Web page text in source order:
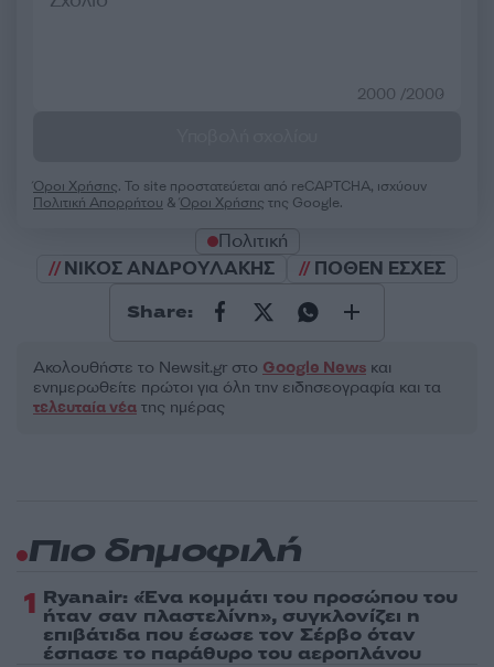
2000 /2000
Όροι Χρήσης. Το site προστατεύεται από reCAPTCHA, ισχύουν
Πολιτική Απορρήτου &Όροι Χρήσης της Google.
Πολιτική
ΝΙΚΟΣ ΑΝΔΡΟΥΛΑΚΗΣ
ΠΟΘΕΝ ΕΣΧΕΣ
Share:
Ακολουθήστε το Νewsit.gr στο Google News και
ενημερωθείτε πρώτοι για όλη την ειδησεογραφία και τα
τελευταία νέα της ημέρας
Πιο δημοφιλή
1 Ryanair: «Ένα κομμάτι του προσώπου του
ήταν σαν πλαστελίνη», συγκλονίζει η
επιβάτιδα που έσωσε τον Σέρβο όταν
έσπασε το παράθυρο του αεροπλάνου